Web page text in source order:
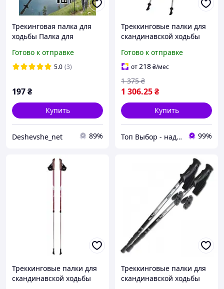
Трекинговая палка для
ходьбы Палка для
трекинга скандинавской
ходьбы Profi MS 2019-1
Готово к отправке
5.0 (3)
197₴
Купить
Deshevshe_net 89%
Треккинговые палки для
скандинавской ходьбы
Готово к отправке
от218₴/мес
1 306.25₴
1 375 ₴
Купить
Топ Выбор - надежный магазин, провереный временем 99%
Треккинговые палки для
скандинавской ходьбы
Треккинговые палки для
скандинавской ходьбы